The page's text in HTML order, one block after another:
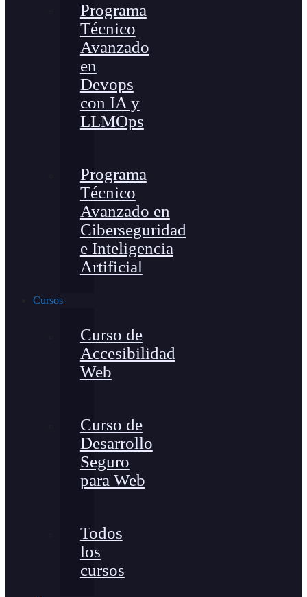
Programa
Técnico
Avanzado
en
Devops
con IA y
LLMOps
Programa
Técnico
Avanzado en
Ciberseguridad
e Inteligencia
Artificial
Cursos
Curso de
Accesibilidad
Web
Curso de
Desarrollo
Seguro
para Web
Todos
los
cursos